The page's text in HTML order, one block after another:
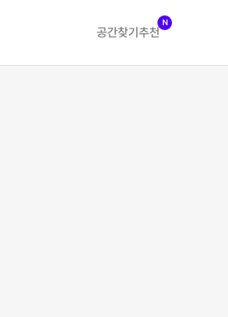
공간찾기 추천
N